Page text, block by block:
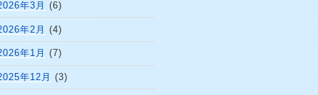
年3月 (6)
年2月 (4)
年1月 (7)
年12月 (3)